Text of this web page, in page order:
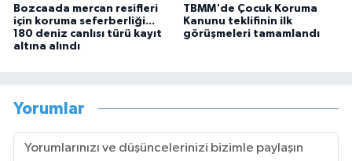
Bozcaada mercan resifleri
için koruma seferberliği...
180 deniz canlısı türü kayıt
altına alındı
TBMM'de Çocuk Koruma
Kanunu teklifinin ilk
görüşmeleri tamamlandı
Yorumlar